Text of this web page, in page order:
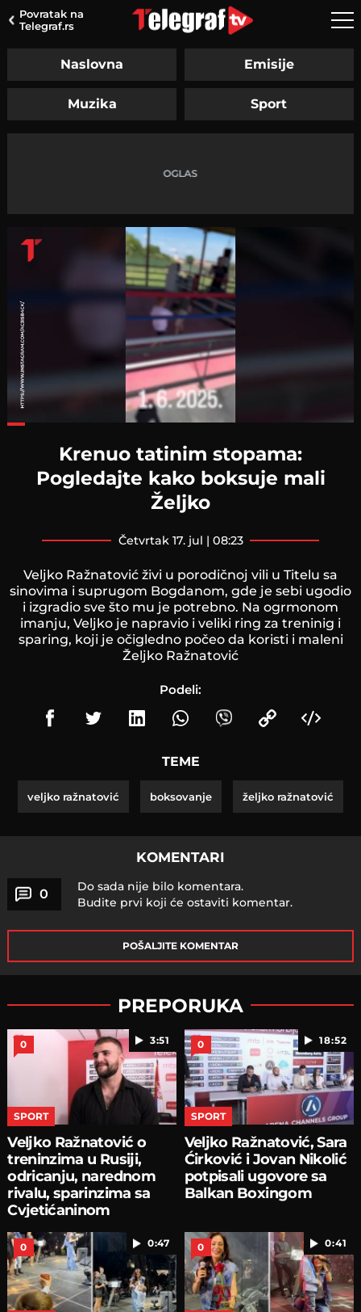
Povratak na
Telegraf.rs
Naslovna Emisije
Muzika Sport
Krenuo tatinim stopama:
Pogledajte kako boksuje mali
Željko
četvrtak 17. jul | 08:23
Veljko Ražnatović živi u porodičnoj vili u Titelu sa
sinovima i suprugom Bogdanom, gde je sebi ugodio
i izgradio sve što mu je potrebno. Na ogrmonom
imanju, Veljko je napravio i veliki ring za treninig i
sparing, koji je očigledno počeo da koristi i maleni
Željko Ražnatović
Podeli:
TEME
veljko ražnatović boksovanje željko ražnatović
KOMENTARI
0
Do sada nije bilo komentara.
Budite prvi koji će ostaviti komentar.
POŠALJITE KOMENTAR
PREPORUKA
3:51
0
SPORT
Veljko Ražnatović o
treninzima u Rusiji,
odricanju, narednom
rivalu, sparinzima sa
Cvjetićaninom
18:52
0
SPORT
Veljko Ražnatović, Sara
Ćirković i Jovan Nikolić
potpisali ugovore sa
Balkan Boxingom
0:47
0 0:41
0